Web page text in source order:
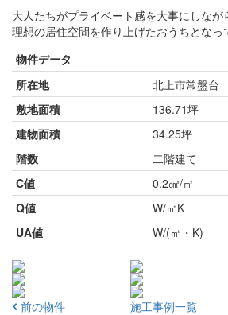
大人たちがプライベート感を大事にしなが
理想の居住空間を作り上げたおうちとなっ
物件データ
所在地
北上市常盤台
敷地面積
136.71坪
建物面積
34.25坪
階数
二階建て
C値
0.2㎠/㎡
Q値
W/㎡K
UA値
W/(㎡・K)
前の物件 施工事例一覧